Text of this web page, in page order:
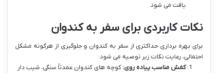
یافت می شود.
نکات کاربردی برای سفر به کندوان
برای بهره برداری حداکثری از سفر به کندوان و جلوگیری از هرگونه مشکل
احتمالی، رعایت نکات زیر توصیه می شود:
کفش مناسب پیاده روی: کوچه های کندوان عمدتاً سنگی، شیب دار